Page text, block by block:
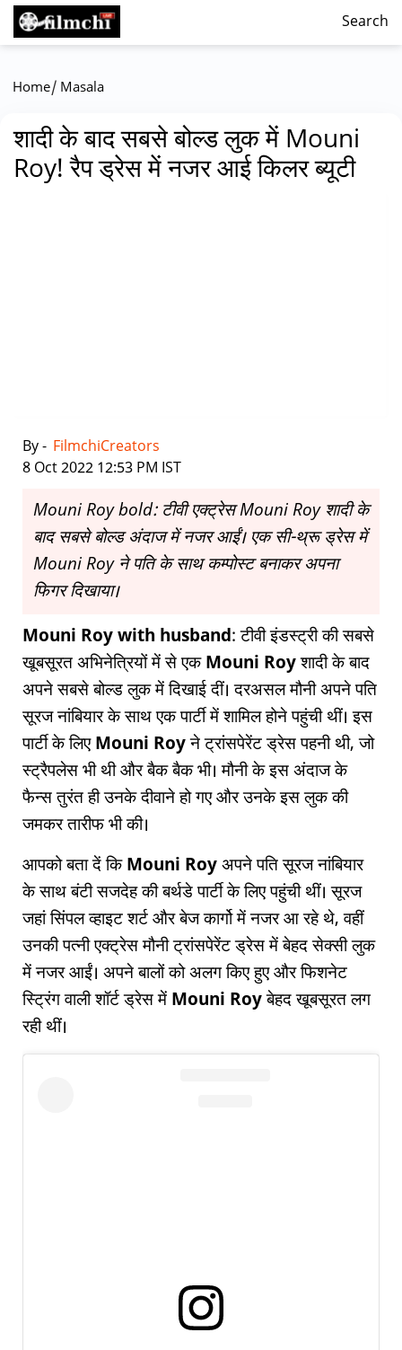
Search
Home/ Masala
शादी के बाद सबसे बोल्ड लुक में Mouni
Roy! रैप ड्रेस में नजर आई किलर ब्यूटी
By - FilmchiCreators
8 Oct 2022 12:53 PM IST
Mouni Roy bold: टीवी एक्ट्रेस Mouni Roy शादी के
बाद सबसे बोल्ड अंदाज में नजर आईं। एक सी-थ्रू ड्रेस में
Mouni Roy ने पति के साथ कम्पोस्ट बनाकर अपना
फिगर दिखाया।
Mouni Roy with husband: टीवी इंडस्ट्री की सबसे
खूबसूरत अभिनेत्रियों में से एकMouni Royशादी के बाद
अपने सबसे बोल्ड लुक में दिखाई दीं। दरअसल मौनी अपने पति
सूरज नांबियार के साथ एक पार्टी में शामिल होने पहुंची थीं। इस
पार्टी के लिए Mouni Royने ट्रांसपेरेंट ड्रेस पहनी थी, जो
स्ट्रैपलेस भी थी और बैक बैक भी। मौनी के इस अंदाज के
फैन्स तुरंत ही उनके दीवाने हो गए और उनके इस लुक की
जमकर तारीफ भी की।
आपको बता दें कि Mouni Roy अपने पति सूरज नांबियार
के साथ बंटी सजदेह की बर्थडे पार्टी के लिए पहुंची थीं। सूरज
जहां सिंपल व्हाइट शर्ट और बेज कार्गो में नजर आ रहे थे, वहीं
उनकी पत्नी एक्ट्रेस मौनी ट्रांसपेरेंट ड्रेस में बेहद सेक्सी लुक
में नजर आईं। अपने बालों को अलग किए हुए और फिशनेट
स्ट्रिंग वाली शॉर्ट ड्रेस में Mouni Royबेहद खूबसूरत लग
रही थीं।